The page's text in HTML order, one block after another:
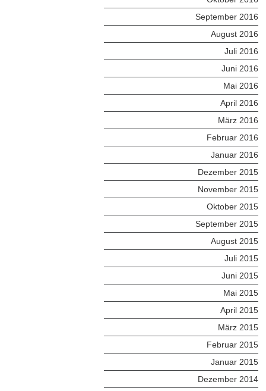
September 2016
August 2016
Juli 2016
Juni 2016
Mai 2016
April 2016
März 2016
Februar 2016
Januar 2016
Dezember 2015
November 2015
Oktober 2015
September 2015
August 2015
Juli 2015
Juni 2015
Mai 2015
April 2015
März 2015
Februar 2015
Januar 2015
Dezember 2014